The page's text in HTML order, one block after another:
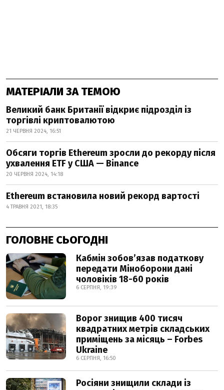
МАТЕРІАЛИ ЗА ТЕМОЮ
Великий банк Британії відкриє підрозділ із
торгівлі криптовалютою
21 ЧЕРВНЯ 2024, 16:51
Обсяги торгів Ethereum зросли до рекорду після
ухвалення ETF у США — Binance
20 ЧЕРВНЯ 2024, 14:18
Ethereum встановила новий рекорд вартості
4 ТРАВНЯ 2021, 18:35
ГОЛОВНЕ СЬОГОДНІ
Кабмін зобовʼязав податкову
передати Міноборони дані
чоловіків 18-60 років
6 СЕРПНЯ, 19:39
Ворог знищив 400 тисяч
квадратних метрів складських
приміщень за місяць – Forbes
Ukraine
6 СЕРПНЯ, 16:50
Росіяни знищили склади із